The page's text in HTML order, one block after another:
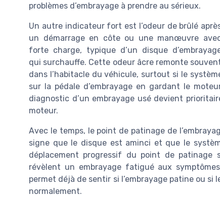
problèmes d’embrayage à prendre au sérieux.
Un autre indicateur fort est l’odeur de brûlé
un démarrage en côte ou une manœuvre
forte charge, typique d’un disque
qui surchauffe. Cette odeur âcre remonte
dans l’habitacle du véhicule, surtout si le
sur la pédale d’embrayage en gardant le
diagnostic d’un embrayage usé devient
moteur.
Avec le temps, le point de patinage de
signe que le disque est aminci et que le
déplacement progressif du point de patinage
révèlent un embrayage fatigué aux
permet déjà de sentir si l’embrayage patine ou
normalement.